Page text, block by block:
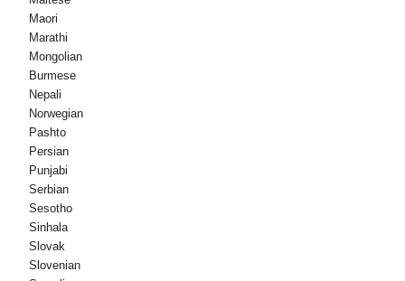
Maori
Marathi
Mongolian
Burmese
Nepali
Norwegian
Pashto
Persian
Punjabi
Serbian
Sesotho
Sinhala
Slovak
Slovenian